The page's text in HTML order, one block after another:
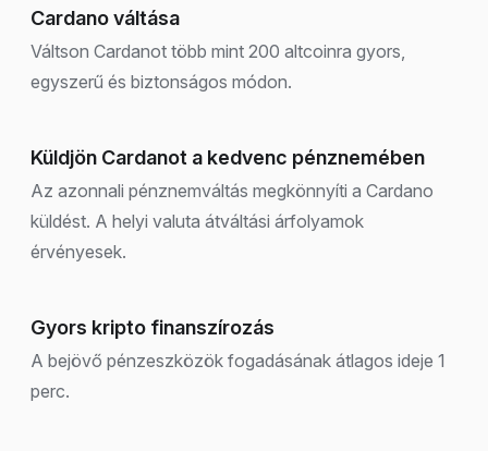
Cardano váltása
Váltson Cardanot több mint 200 altcoinra gyors,
egyszerű és biztonságos módon.
Küldjön Cardanot a kedvenc pénznemében
Az azonnali pénznemváltás megkönnyíti a Cardano
küldést. A helyi valuta átváltási árfolyamok
érvényesek.
Gyors kripto finanszírozás
A bejövő pénzeszközök fogadásának átlagos ideje 1
perc.